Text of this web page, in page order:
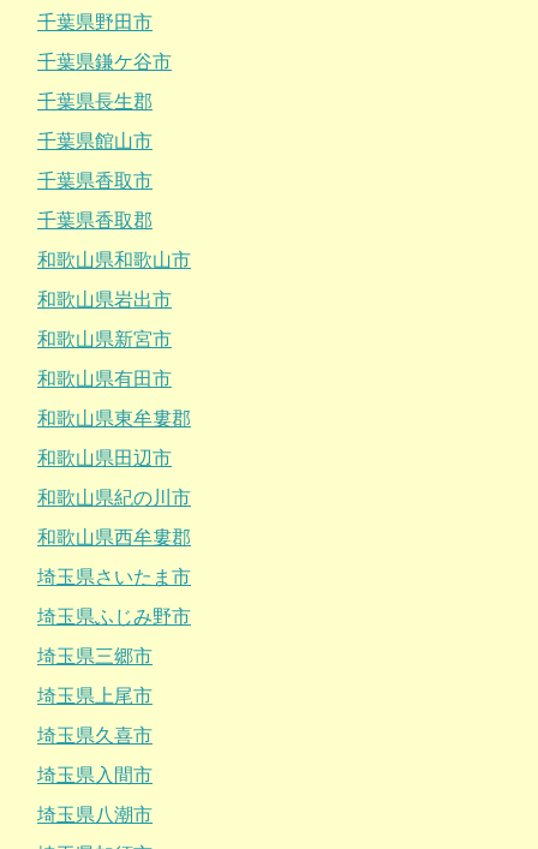
千葉県野田市
千葉県鎌ケ谷市
千葉県長生郡
千葉県館山市
千葉県香取市
千葉県香取郡
和歌山県和歌山市
和歌山県岩出市
和歌山県新宮市
和歌山県有田市
和歌山県東牟婁郡
和歌山県田辺市
和歌山県紀の川市
和歌山県西牟婁郡
埼玉県さいたま市
埼玉県ふじみ野市
埼玉県三郷市
埼玉県上尾市
埼玉県久喜市
埼玉県入間市
埼玉県八潮市